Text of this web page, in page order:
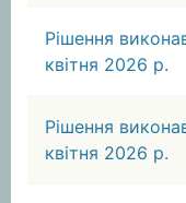
Рішення
квітня 2026 р.
Рішення
квітня 2026 р.